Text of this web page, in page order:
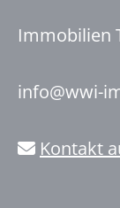
Immobilien
info@wwi-
Kontakt